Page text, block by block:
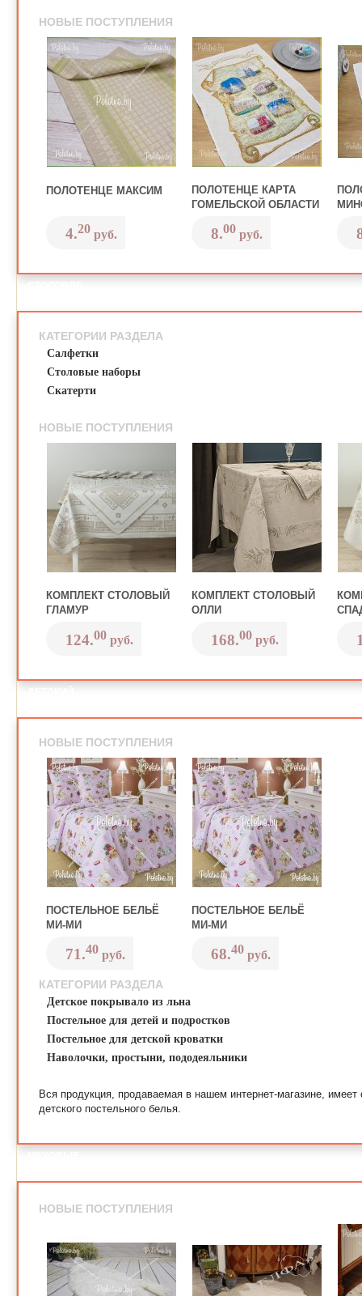
НОВЫЕ ПОСТУПЛЕНИЯ
ПОЛОТЕНЦЕ МАКСИМ
4.20 руб.
ПОЛОТЕНЦЕ КАРТА
ГОМЕЛЬСКОЙ ОБЛАСТИ
8.00 руб.
КАТЕГОРИИ РАЗДЕЛА
Салфетки
Столовые наборы
Скатерти
НОВЫЕ ПОСТУПЛЕНИЯ
КОМПЛЕКТ СТОЛОВЫЙ
ГЛАМУР
124.00 руб.
КОМПЛЕКТ СТОЛОВЫЙ
ОЛЛИ
168.00 руб.
НОВЫЕ ПОСТУПЛЕНИЯ
ПОСТЕЛЬНОЕ БЕЛЬЁ
МИ-МИ
71.40 руб.
ПОСТЕЛЬНОЕ БЕЛЬЁ
МИ-МИ
68.40 руб.
КАТЕГОРИИ РАЗДЕЛА
Детское покрывало из льна
Постельное для детей и подростков
Постельное для детской кроватки
Наволочки, простыни, пододеяльники
Вся продукция, продаваемая в нашем интернет-магазине,
детского постельного белья.
НОВЫЕ ПОСТУПЛЕНИЯ